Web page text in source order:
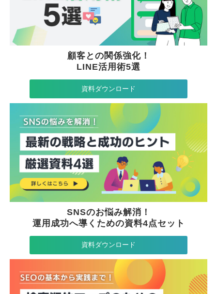
顧客との関係強化！
LINE活用術5選
資料ダウンロード
SNSのお悩み解消！
運用成功へ導くための資料4点セット
資料ダウンロード